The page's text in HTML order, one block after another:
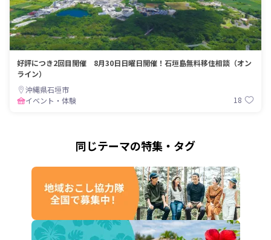
好評につき2回目開催 8月30日日曜日開催！石垣島無料移住相談（オン
ライン）
沖縄県石垣市
イベント・体験
18
同じテーマの特集・タグ